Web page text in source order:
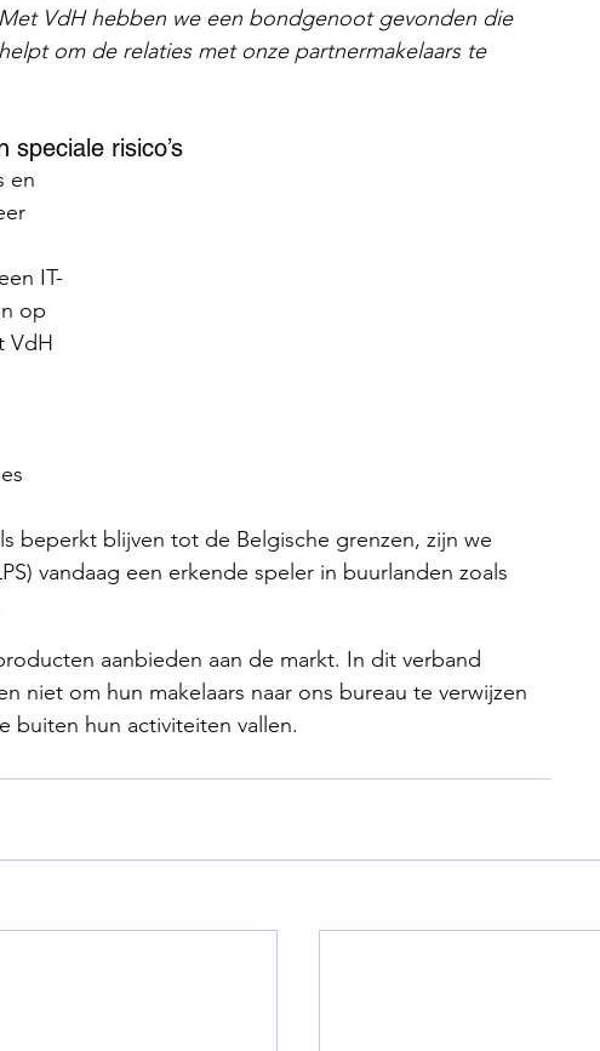
VdH hebben we een bondgenoot gevonden die
om de relaties met onze partnermakelaars te
risico’s
en
IT-
op
VdH
beperkt blijven tot de Belgische grenzen, zijn we
vandaag een erkende speler in buurlanden zoals
aanbieden aan de markt. In dit verband
niet om hun makelaars naar ons bureau te verwijzen
buiten hun activiteiten vallen.